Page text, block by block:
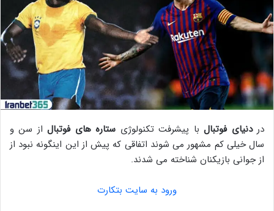
دردنیای فوتبالبا پیشرفت تکنولوژی ستاره های فوتبالاز سن و
سال خیلی کم مشهور می شوند اتفاقی که پیش از این اینگونه نبود از
از جوانی بازیکنان شناخته می شدند.
ورود به سایت بتکارت